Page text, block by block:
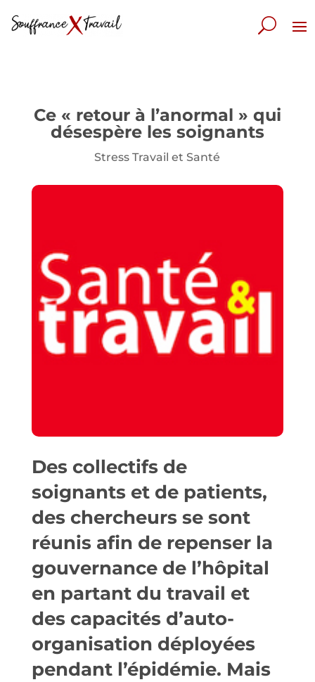
Ce « retour à l’anormal » qui
désespère les soignants
Stress Travail et Santé
Des collectifs de
soignants et de patients,
des chercheurs se sont
réunis afin de repenser la
gouvernance de l’hôpital
en partant du travail et
des capacités d’auto-
organisation déployées
pendant l’épidémie. Mais